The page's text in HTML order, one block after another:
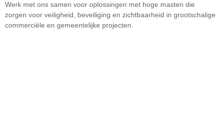
Werk met ons samen voor oplossingen met hoge masten die
zorgen voor veiligheid, beveiliging en zichtbaarheid in grootschalige
commerciële en gemeentelijke projecten.